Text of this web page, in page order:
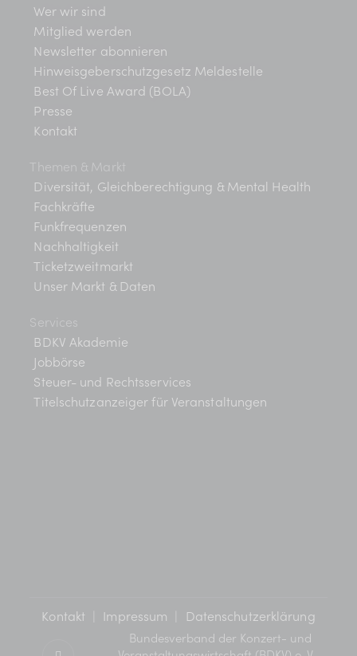
Wer wir sind
Mitglied werden
Newsletter abonnieren
Hinweisgeberschutzgesetz Meldestelle
Best Of Live Award (BOLA)
Presse
Kontakt
Themen & Markt
Diversität, Gleichberechtigung & Mental Health
Fachkräfte
Funkfrequenzen
Nachhaltigkeit
Ticketzweitmarkt
Unser Markt & Daten
Services
BDKV Akademie
Jobbörse
Steuer- und Rechtsservices
Titelschutzanzeiger für Veranstaltungen
Kontakt Impressum Datenschutzerklärung
Bundesverband der Konzert- und